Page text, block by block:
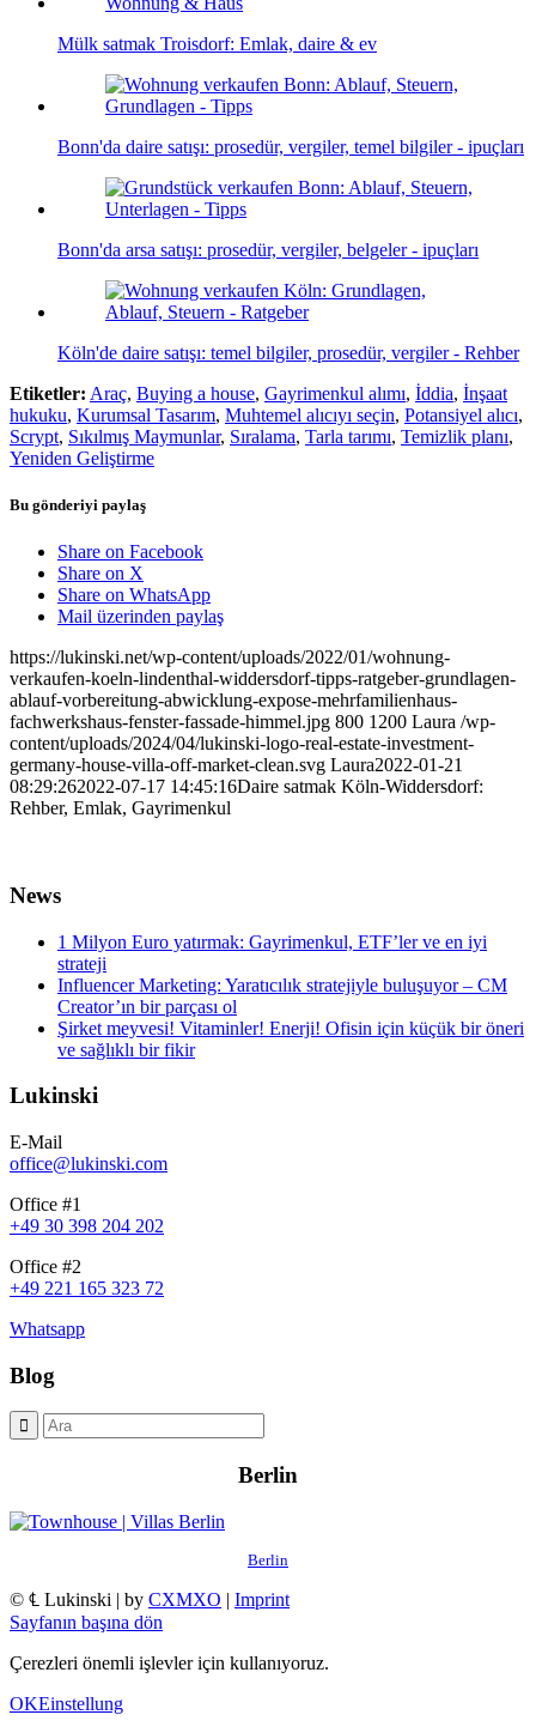
Mülk satmak Troisdorf: Emlak, daire & ev
Bonn'da daire satışı: prosedür, vergiler, temel bilgiler - ipuçları
Bonn'da arsa satışı: prosedür, vergiler, belgeler - ipuçları
Köln'de daire satışı: temel bilgiler, prosedür, vergiler - Rehber
Etiketler: Araç, Buying a house, Gayrimenkul alımı, İddia, İnşaat
hukuku, Kurumsal Tasarım, Muhtemel alıcıyı seçin, Potansiyel alıcı,
Scrypt, Sıkılmış Maymunlar, Sıralama, Tarla tarımı, Temizlik planı,
Yeniden Geliştirme
Bu gönderiyi paylaş
Share on Facebook
Share on X
Share on WhatsApp
Mail üzerinden paylaş
https://lukinski.net/wp-content/uploads/2022/01/wohnung-
verkaufen-koeln-lindenthal-widdersdorf-tipps-ratgeber-grundlagen-
ablauf-vorbereitung-abwicklung-expose-mehrfamilienhaus-
fachwerkshaus-fenster-fassade-himmel.jpg 800 1200 Laura /wp-
content/uploads/2024/04/lukinski-logo-real-estate-investment-
germany-house-villa-off-market-clean.svg Laura2022-01-21
08:29:262022-07-17 14:45:16Daire satmak Köln-Widdersdorf:
Rehber, Emlak, Gayrimenkul
News
1 Milyon Euro yatırmak: Gayrimenkul, ETF’ler ve en iyi
strateji
Influencer Marketing: Yaratıcılık stratejiyle buluşuyor – CM
Creator’ın bir parçası ol
Şirket meyvesi! Vitaminler! Enerji! Ofisin için küçük bir öneri
ve sağlıklı bir fikir
Lukinski
E-Mail
office@lukinski.com
Office #1
+49 30 398 204 202
Office #2
+49 221 165 323 72
Whatsapp
Blog
Berlin
Berlin
© ℄ Lukinski | by CXMXO | Imprint
Sayfanın başına dön
Çerezleri önemli işlevler için kullanıyoruz.
OKEinstellung